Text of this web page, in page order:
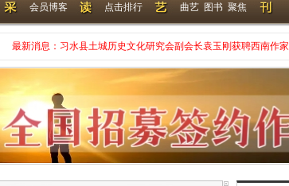
会员博客
点击排行
曲艺 图书 聚焦
最新消息： 习水县土城历史文化研究会副会长袁玉刚获聘西南作家
贵州省毕节作家何翌勋签约西南作家网
“战友拉手·同创戎耀”首次沙龙活动在遵义启动
贵州省纪实文学学会作家走进湄潭县建国学校
江苏淮安作家张成签约西南作家网